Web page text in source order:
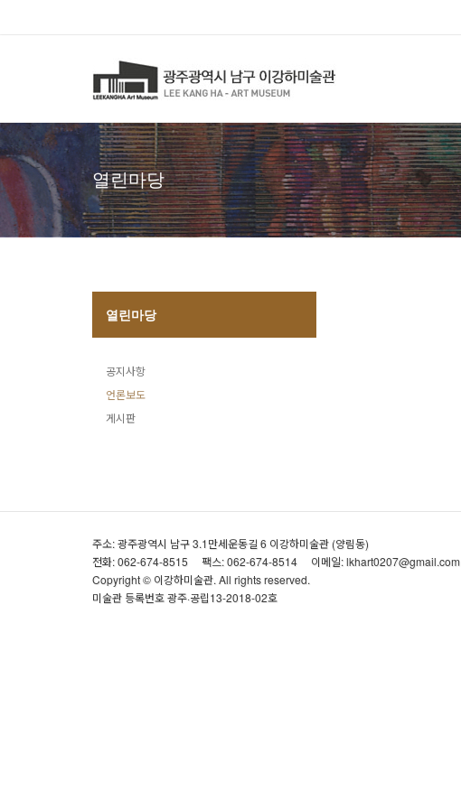
열린마당
열린마당
공지사항
언론보도
게시판
주소: 광주광역시 남구 3.1만세운동길 6 이강하미술관 (양림동)
전화: 062-674-8515
팩스: 062-674-8514
이메일: lkhart0207@gmail.com
Copyright © 이강하미술관. All rights reserved.
미술관 등록번호 광주·공립13-2018-02호